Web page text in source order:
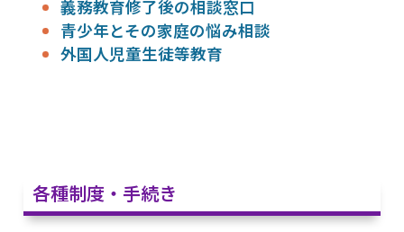
義務教育修了後の相談窓口
青少年とその家庭の悩み相談
外国人児童生徒等教育
各種制度・手続き